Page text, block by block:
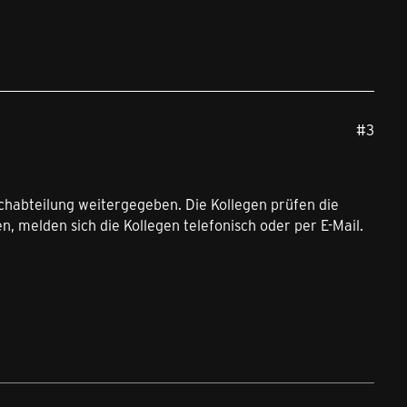
#3
weitergegeben. Die Kollegen prüfen die
melden sich die Kollegen telefonisch oder per E-Mail.